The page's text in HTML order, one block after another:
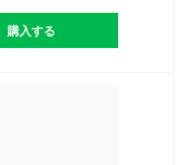
購入する